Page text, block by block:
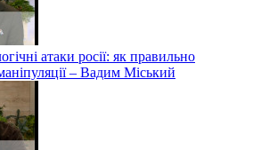
атаки росії: як правильно
– Вадим Міський